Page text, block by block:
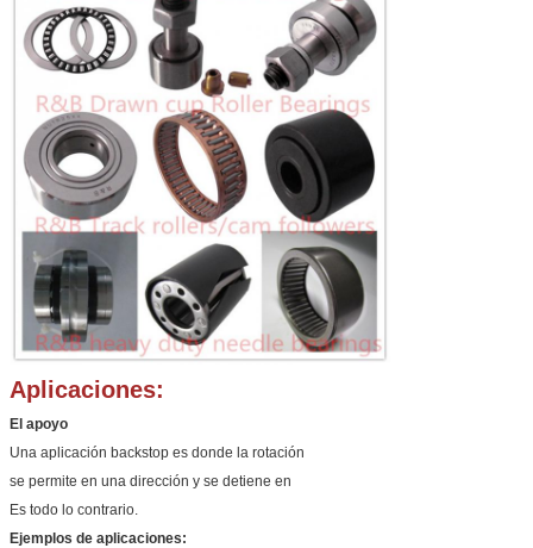
Aplicaciones:
El apoyo
Una aplicación backstop es donde la rotación
se permite en una dirección y se detiene en
Es todo lo contrario.
Ejemplos de aplicaciones: